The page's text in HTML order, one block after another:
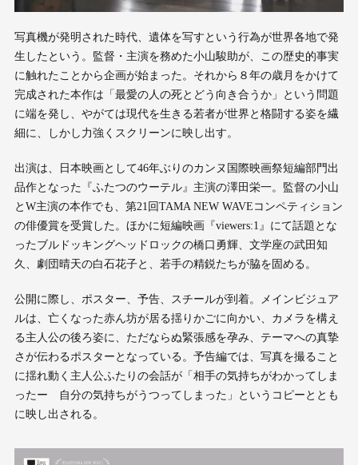
写真機が発明された時代、遺体を写すという行為が世界各地で発
生したという。監督・主演を務めた小山駿助が、この歴史的事実
に触れたことから企画が始まった。それから８年の歳月をかけて
完成された本作は「最愛の人の死とどう向き合うか」という問題
に端を発し、やがては現代を生きる若者が世界と格闘する姿を繊
細に、しかし力強くスクリーンに映し出す。
出演は、日本映画として46年ぶりのカンヌ国際映画祭短編部門出
品作となった『ふたつのウーテル』主演の澤田栄一。監督の小山
とW主演の本作でも、第21回TAMA NEW WAVEコンペティション
の俳優賞を受賞した。ほかに短編映画『viewers:1』にて話題とな
ったブルドッキングヘッドロックの橋口勇輝、文学座の武田知
久、劇団晴天の白石花子と、若手の精鋭たちが脇を固める。
公開に際し、ポスター、予告、スチールが到着。メインビジュア
ルは、亡くなった赤ん坊が居る揺りかごに向かい、カメラを構え
る主人公の後ろ姿に、ただならぬ緊張感を孕み、テーマへの真摯
さが伝わるポスターとなっている。予告編では、写真を撮ること
に揺れ動く主人公ふたりの会話が「相手の気持ちがわかってしま
ったー 自分の気持ちがうつってしまった」というコピーととも
に映し出される。